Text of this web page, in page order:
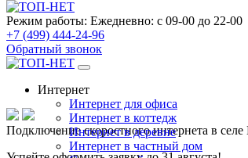
Режим работы: Ежедневно: с 09-00 до 22-00
+7 (499) 444-24-96
Обратный звонок
Интернет
Интернет для офиса
Интернет в коттедж
Интернет в деревне
Интернет в частный дом
Подключение скоростного интернета в